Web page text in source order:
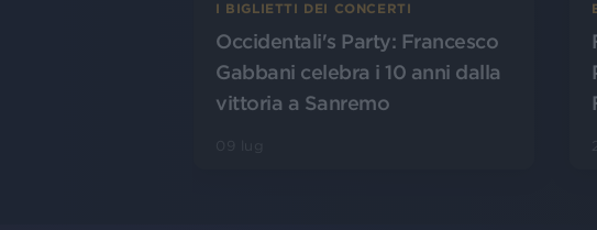
I BIGLIETTI DEI CONCERTI
Occidentali's Party: Francesco
Gabbani celebra i 10 anni dalla
vittoria a Sanremo